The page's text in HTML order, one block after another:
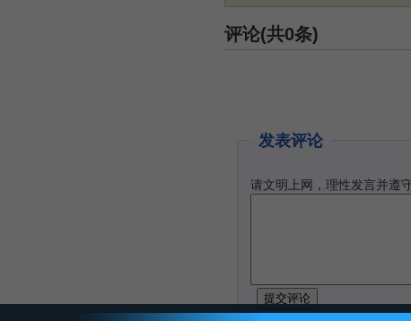
评论(共0条)
发表评论
请文明上网，理性发言并遵